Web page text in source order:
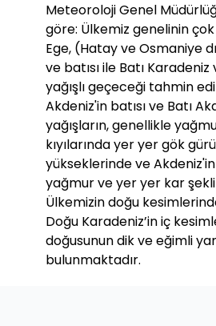
Meteoroloji Genel
göre: Ülkemiz genelinin
Ege, (Hatay ve Osmaniye
ve batısı ile Batı
yağışlı geçeceği tahmin
Akdeniz'in batısı ve Batı
yağışların, genellikle
kıyılarında yer yer gök
yükseklerinde ve
yağmur ve yer yer kar
Ülkemizin doğu
Doğu Karadeniz’in iç
doğusunun dik ve eğimli
bulunmaktadır.